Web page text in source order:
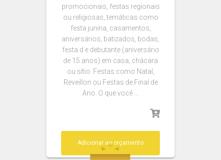
promocionais, festas regionais
ou religiosas, temáticas como
festa junina, casamentos,
aniversários, batizados, bodas,
festa d e debutante (aniversário
de 15 anos) em casa, chácara
ou sítio. Festas como Natal,
Reveillon ou Festas de Final de
Ano. O que você …
Adicionar ao orçamento